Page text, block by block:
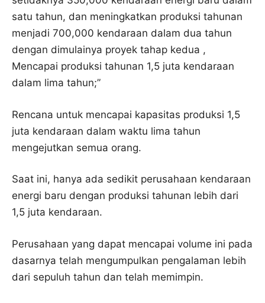
satu tahun, dan meningkatkan produksi tahunan
menjadi 700,000 kendaraan dalam dua tahun
dengan dimulainya proyek tahap kedua ,
Mencapai produksi tahunan 1,5 juta kendaraan
dalam lima tahun;”
Rencana untuk mencapai kapasitas produksi 1,5
juta kendaraan dalam waktu lima tahun
mengejutkan semua orang.
Saat ini, hanya ada sedikit perusahaan kendaraan
energi baru dengan produksi tahunan lebih dari
1,5 juta kendaraan.
Perusahaan yang dapat mencapai volume ini pada
dasarnya telah mengumpulkan pengalaman lebih
dari sepuluh tahun dan telah memimpin.